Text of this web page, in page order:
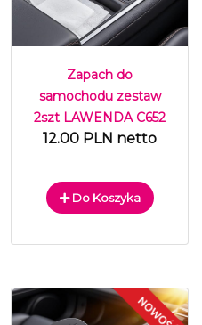
Zapach do
samochodu zestaw
2szt LAWENDA C652
12.00 PLN netto
Do Koszyka